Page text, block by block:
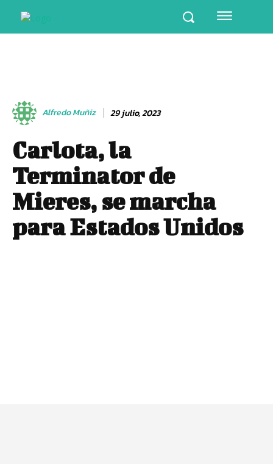
Alfredo Muñiz 29 julio, 2023
Carlota, la
Terminator de
Mieres, se marcha
para Estados Unidos